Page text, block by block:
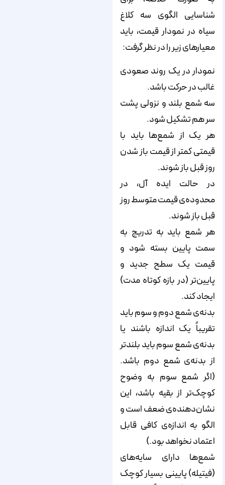
شناسایی الگوی سه کلاغ
سیاه در نمودار قیمت، باید
معیارهای زیر را در نظر گرفت:
نمودار در یک روند صعودی
غالب در حرکت باشد.
سه شمع بلند و نزولی پشت
سر هم تشکیل شود.
هر یک از شمع‌ها باید با
قیمتی کمتر از قیمت باز شدن
روز قبل باز شوند.
در حالت ایده آل، در
محدوده‌ی قیمت متوسط ​​روز
قبل باز شوند.
هر شمع باید به تدریج به
سمت پایین بسته شود و
قیمت یک سطح جدید و
پایین‌تر (در بازه کوتاه مدت)
ایجاد کند.
بدنه‌ی شمع دوم و سوم باید
تقریباً یک اندازه باشند یا
بدنه‌ی شمع سوم باید بلندتر
از بدنه‌ی شمع دوم باشد.
(اگر شمع سوم به وضوح
کوچک‌تر از بقیه باشد، این
نشان‌دهنده‌ی ضعف است و
الگو به اندازه‌ی کافی قابل
اعتماد نخواهد بود.)
شمع‌ها دارای سایه‌های
(فیتیله) پایینی بسیار کوچک